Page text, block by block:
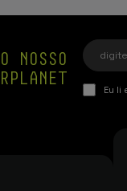
NOSSO
Eu li